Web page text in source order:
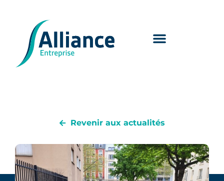
Revenir aux actualités